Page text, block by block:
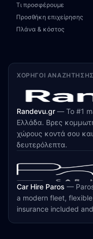
Τι προσφέρουμε
Προσθήκη επιχείρησης
Πλάνα & κόστος
ΧΟΡΗΓΟΊ ΑΝΑΖΉΤΗΣΗΣ
Randevu.gr — Το #1
Ελλάδα. Βρες
χώρους κοντά σου
δευτερόλεπτα.
Car Hire Paros —
a modern fleet,
insurance included